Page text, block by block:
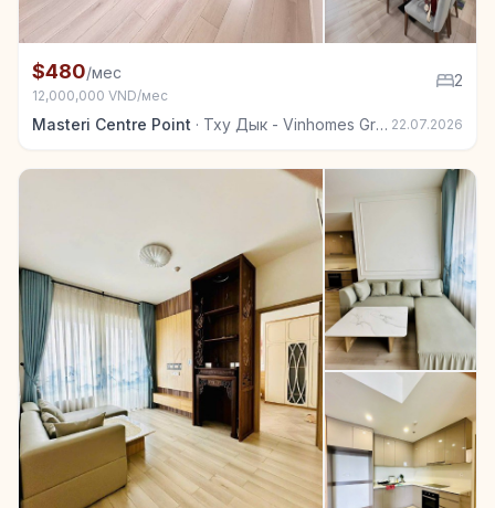
Квартира в аренду в Тху Дык - Vinhomes Grand
$480/мес
12,000,000 VND/мес
2
Masteri Centre Point · Тху Дык - Vinhomes Grand Park 22.07.2026